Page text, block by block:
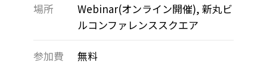
場所
Webinar(オンライン開催), 新丸ビ
ルコンファレンススクエア
参加費 無料